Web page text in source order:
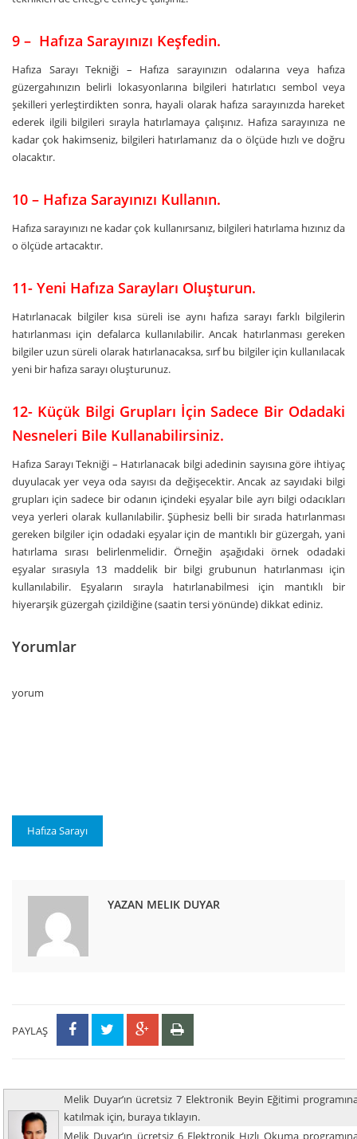
9 – Hafıza Sarayınızı Keşfedin.
Hafıza Sarayı Tekniği – Hafıza sarayınızın odalarına veya hafıza
güzergahınızın belirli lokasyonlarına bilgileri hatırlatıcı sembol veya
şekilleri yerleştirdikten sonra, hayali olarak hafıza sarayınızda hareket
ederek ilgili bilgileri sırayla hatırlamaya çalışınız. Hafıza sarayınıza ne
kadar çok hakimseniz, bilgileri hatırlamanız da o ölçüde hızlı ve doğru
olacaktır.
10 – Hafıza Sarayınızı Kullanın.
Hafıza sarayınızı ne kadar çok kullanırsanız, bilgileri hatırlama hızınız da
o ölçüde artacaktır.
11- Yeni Hafıza Sarayları Oluşturun.
Hatırlanacak bilgiler kısa süreli ise aynı hafıza sarayı farklı bilgilerin
hatırlanması için defalarca kullanılabilir. Ancak hatırlanması gereken
bilgiler uzun süreli olarak hatırlanacaksa, sırf bu bilgiler için kullanılacak
yeni bir hafıza sarayı oluşturunuz.
12- Küçük Bilgi Grupları İçin Sadece Bir Odadaki
Nesneleri Bile Kullanabilirsiniz.
Hafıza Sarayı Tekniği – Hatırlanacak bilgi adedinin sayısına göre ihtiyaç
duyulacak yer veya oda sayısı da değişecektir. Ancak az sayıdaki bilgi
grupları için sadece bir odanın içindeki eşyalar bile ayrı bilgi odacıkları
veya yerleri olarak kullanılabilir. Şüphesiz belli bir sırada hatırlanması
gereken bilgiler için odadaki eşyalar için de mantıklı bir güzergah, yani
hatırlama sırası belirlenmelidir. Örneğin aşağıdaki örnek odadaki
eşyalar sırasıyla 13 maddelik bir bilgi grubunun hatırlanması için
kullanılabilir. Eşyaların sırayla hatırlanabilmesi için mantıklı bir
hiyerarşik güzergah çizildiğine (saatin tersi yönünde) dikkat ediniz.
Yorumlar
yorum
Hafıza Sarayı
YAZAN MELIK DUYAR
PAYLAŞ
Melik Duyar’ın ücretsiz 7 Elektronik Beyin Eğitimi
katılmak için, buraya tıklayın.
Melik Duyar’ın ücretsiz 6 Elektronik Hızlı Okuma